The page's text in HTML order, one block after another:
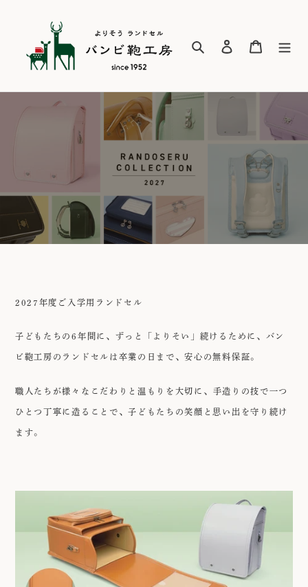
に
検索 ログインカート
2027年度ご入学用ランドセル
子どもたちの6年間に、ずっと「よりそい」続けるために、 バン
ビ鞄工房のランドセルは卒業の日まで、安心の無料保証。
職人たちが様々なこだわりと温もりを大切に、 手造りの技で一つ
ひとつ丁寧に造ることで、子どもたちの笑顔と思い出を守り続け
ます。